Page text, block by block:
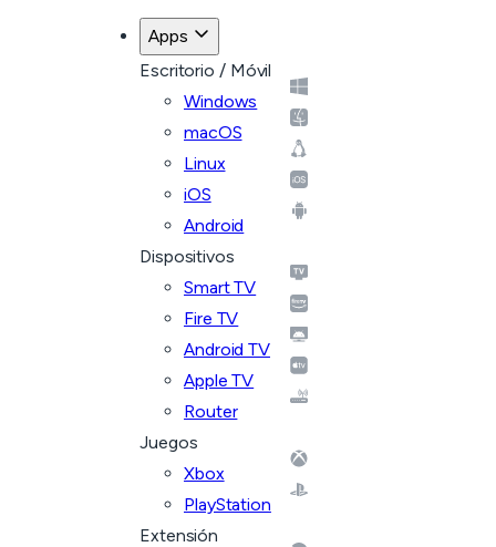
Apps
Escritorio / Móvil
Windows
macOS
Linux
iOS
Android
Dispositivos
Smart TV
Fire TV
Android TV
Apple TV
Router
Juegos
Xbox
PlayStation
Extensión